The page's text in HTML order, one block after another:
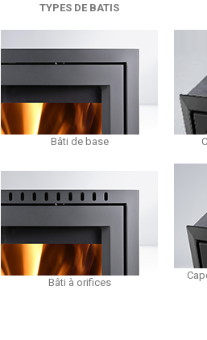
TYPES DE BATIS
Bâti de base
Bâti à orifices